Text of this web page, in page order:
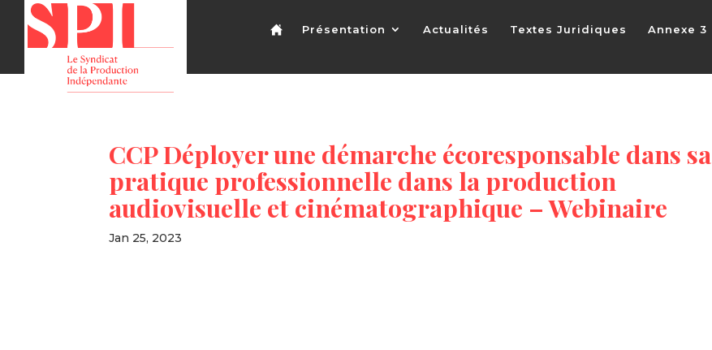
Présentation Actualités Textes Juridiques Annexe 3
CCP Déployer une démarche écoresponsable dans sa
pratique professionnelle dans la production
audiovisuelle et cinématographique – Webinaire
Jan 25, 2023